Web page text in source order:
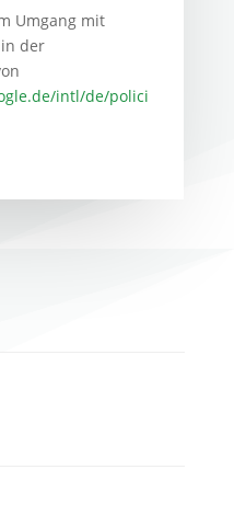
Umgang mit
der
intl/de/polici